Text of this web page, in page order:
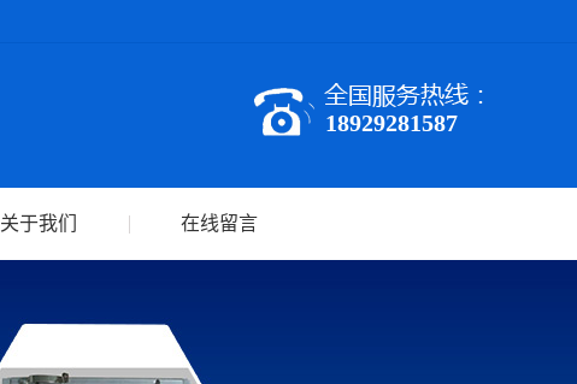
18929281587
关于我们 在线留言